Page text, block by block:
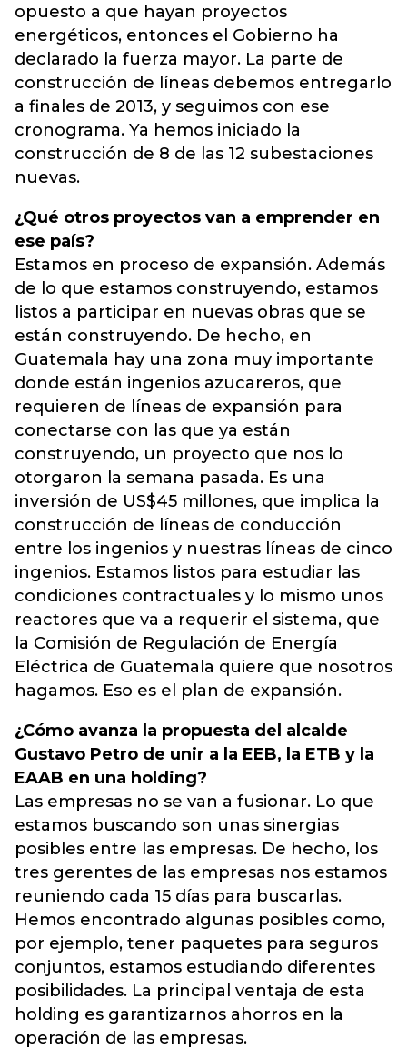
opuesto a que hayan proyectos
energéticos, entonces el Gobierno ha
declarado la fuerza mayor. La parte de
construcción de líneas debemos entregarlo
a finales de 2013, y seguimos con ese
cronograma. Ya hemos iniciado la
construcción de 8 de las 12 subestaciones
nuevas.
¿Qué otros proyectos van a emprender en
ese país?
Estamos en proceso de expansión. Además
de lo que estamos construyendo, estamos
listos a participar en nuevas obras que se
están construyendo. De hecho, en
Guatemala hay una zona muy importante
donde están ingenios azucareros, que
requieren de líneas de expansión para
conectarse con las que ya están
construyendo, un proyecto que nos lo
otorgaron la semana pasada. Es una
inversión de US$45 millones, que implica la
construcción de líneas de conducción
entre los ingenios y nuestras líneas de cinco
ingenios. Estamos listos para estudiar las
condiciones contractuales y lo mismo unos
reactores que va a requerir el sistema, que
la Comisión de Regulación de Energía
Eléctrica de Guatemala quiere que nosotros
hagamos. Eso es el plan de expansión.
¿Cómo avanza la propuesta del alcalde
Gustavo Petro de unir a la EEB, la ETB y la
EAAB en una holding?
Las empresas no se van a fusionar. Lo que
estamos buscando son unas sinergias
posibles entre las empresas. De hecho, los
tres gerentes de las empresas nos estamos
reuniendo cada 15 días para buscarlas.
Hemos encontrado algunas posibles como,
por ejemplo, tener paquetes para seguros
conjuntos, estamos estudiando diferentes
posibilidades. La principal ventaja de esta
holding es garantizarnos ahorros en la
operación de las empresas.